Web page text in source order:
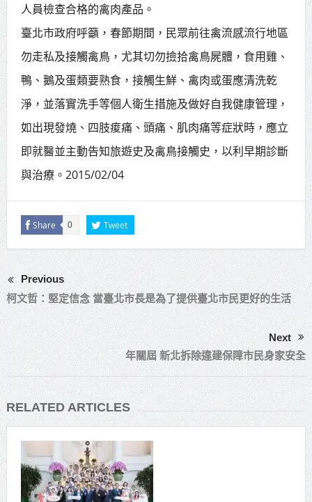
人員檢查合格的禽肉產品。
臺北市政府呼籲，春節期間，民眾前往禽流感流行地區
勿走私及接觸禽鳥，尤其切勿撿拾禽鳥屍體，食用雞、
鴨、鵝及蛋類要熟食，接觸生鮮、禽肉或蛋應清洗乾
淨，並落實洗手等個人衛生措施及做好自我健康管理，
如出現發燒、四肢痠痛、頭痛、肌肉痛等症狀時，應立
即就醫並主動告知旅遊史及禽鳥接觸史，以利早期診斷
與治療。2015/02/04
Share 0 Tweet
Previous
柯文哲：堅定信念 當臺北市長是為了提供臺北市民更好的生活
Next
年關屆 新北拆除違建保障市民身家安全
RELATED ARTICLES